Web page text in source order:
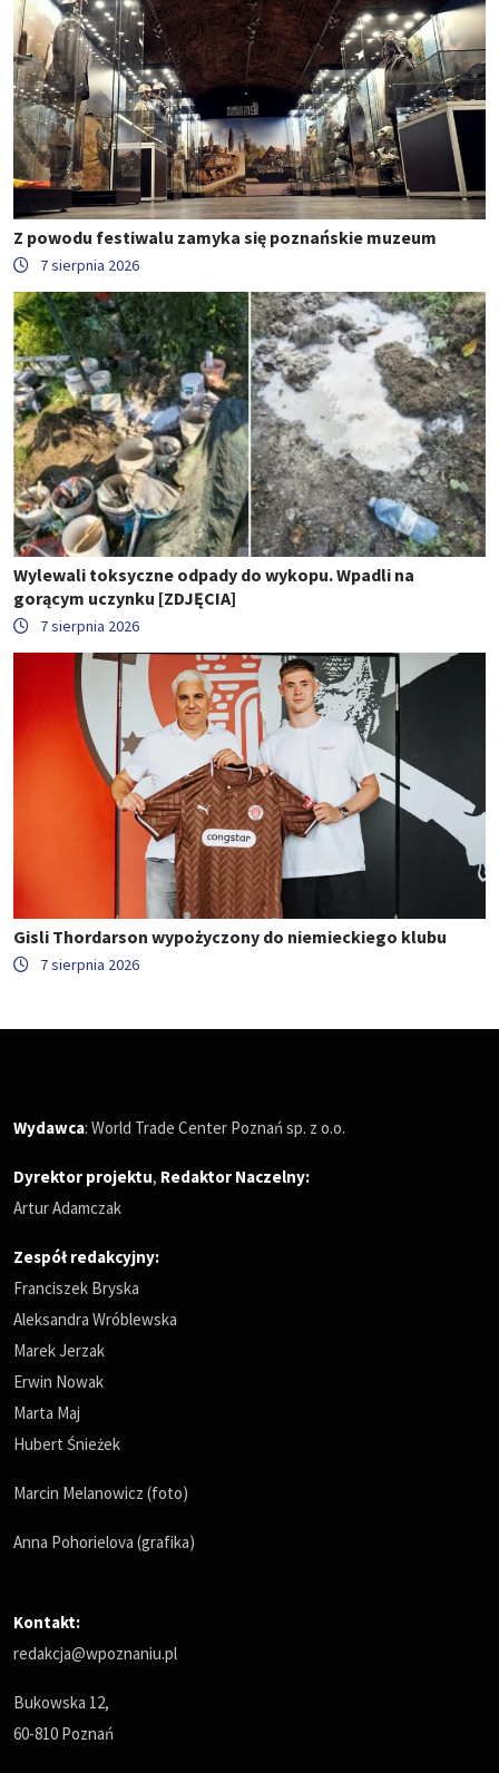
Z powodu festiwalu zamyka się poznańskie muzeum
7 sierpnia 2026
Wylewali toksyczne odpady do wykopu. Wpadli na
gorącym uczynku [ZDJĘCIA]
7 sierpnia 2026
Gisli Thordarson wypożyczony do niemieckiego klubu
7 sierpnia 2026
Wydawca: World Trade Center Poznań sp. z o.o.
Dyrektor projektu, Redaktor Naczelny:
Artur Adamczak
Zespół redakcyjny:
Franciszek Bryska
Aleksandra Wróblewska
Marek Jerzak
Erwin Nowak
Marta Maj
Hubert Śnieżek
Marcin Melanowicz (foto)
Anna Pohorielova (grafika)
Kontakt:
redakcja@wpoznaniu.pl
Bukowska 12,
60-810 Poznań